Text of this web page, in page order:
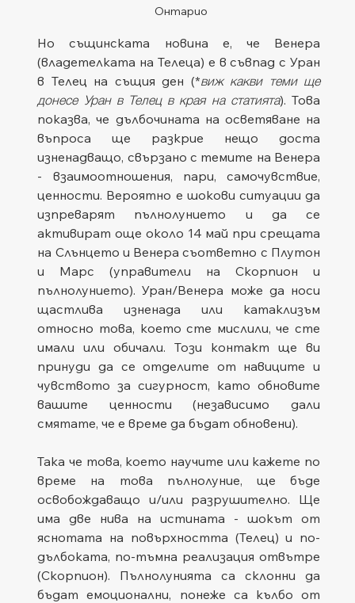
Онтарио
Но същинската новина е, че Венера
(владетелката на Телеца) е в съвпад с Уран
в Телец на същия ден (*виж какви теми ще
донесе Уран в Телец в края на статията). Това
показва, че дълбочината на осветяване на
въпроса ще разкрие нещо доста
изненадващо, свързано с темите на Венера
- взаимоотношения, пари, самочувствие,
ценности. Вероятно е шокови ситуации да
изпреварят пълнолунието и да се
активират още около 14 май при срещата
на Слънцето и Венера съответно с Плутон
и Марс (управители на Скорпион и
пълнолунието). Уран/Венера може да носи
щастлива изненада или катаклизъм
относно това, което сте мислили, че сте
имали или обичали. Този контакт ще ви
принуди да се отделите от навиците и
чувството за сигурност, като обновите
вашите ценности (независимо дали
смятате, че е време да бъдат обновени).
Така че това, което научите или кажете по
време на това пълнолуние, ще бъде
освобождаващо и/или разрушително. Ще
има две нива на истината - шокът от
яснотата на повърхността (Телец) и по-
дълбоката, по-тъмна реализация отвътре
(Скорпион). Пълнолунията са склонни да
бъдат емоционални, понеже са кълбо от